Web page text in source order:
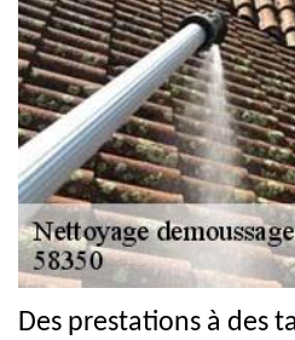
Des prestations à des